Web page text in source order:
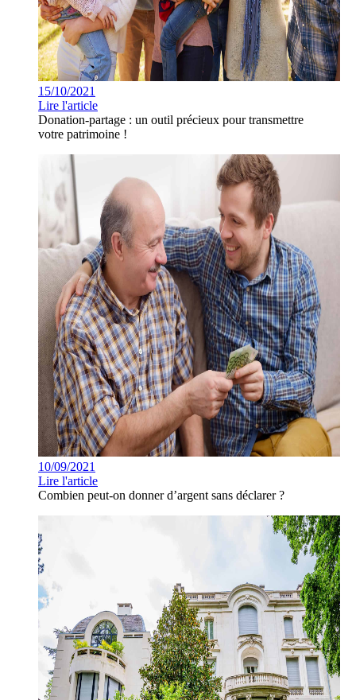
15/10/2021
Lire l'article
Donation-partage : un outil précieux pour transmettre
votre patrimoine !
10/09/2021
Lire l'article
Combien peut-on donner d’argent sans déclarer ?